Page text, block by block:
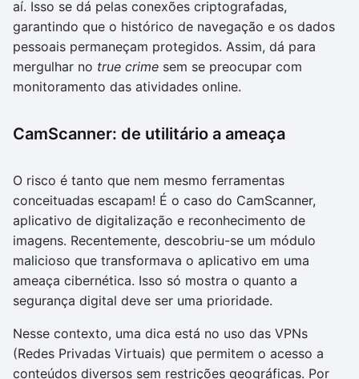
aí. Isso se dá pelas conexões criptografadas,
garantindo que o histórico de navegação e os dados
pessoais permaneçam protegidos. Assim, dá para
mergulhar no true crime sem se preocupar com
monitoramento das atividades online.
CamScanner: de utilitário a ameaça
O risco é tanto que nem mesmo ferramentas
conceituadas escapam! É o caso do CamScanner,
aplicativo de digitalização e reconhecimento de
imagens. Recentemente, descobriu-se um módulo
malicioso que transformava o aplicativo em uma
ameaça cibernética. Isso só mostra o quanto a
segurança digital deve ser uma prioridade.
Nesse contexto, uma dica está no uso das VPNs
(Redes Privadas Virtuais) que permitem o acesso a
conteúdos diversos sem restrições geográficas. Por